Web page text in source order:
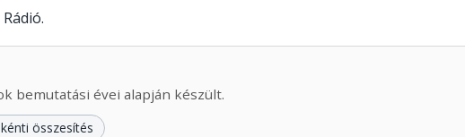
bemutatási évei alapján készült.
összesítés